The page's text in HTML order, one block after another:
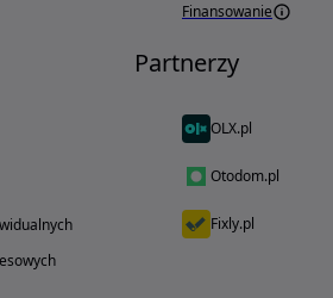
Finansowanie
Partnerzy
OLX.pl
Otodom.pl
Fixly.pl